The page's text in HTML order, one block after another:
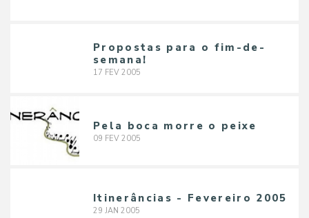
Propostas para o fim-de-
semana!
17 FEV 2005
Pela boca morre o peixe
09 FEV 2005
Itinerâncias - Fevereiro 2005
29 JAN 2005